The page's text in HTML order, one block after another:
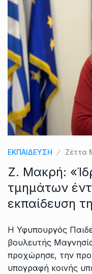
ΕΚΠΑΙΔΕΥΣΗ Ζέττα
Ζ. Μακρή:
τμημάτων
εκπαίδευση
Η Υφυπουργός
βουλευτής
προχώρησε, την
υπογραφή κοινής